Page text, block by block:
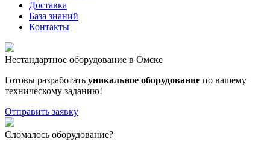
Доставка
База знаний
Контакты
Нестандартное оборудование в Омске
Готовы разработать уникальное оборудование по вашему
техническому заданию!
Отправить заявку
Сломалось оборудование?